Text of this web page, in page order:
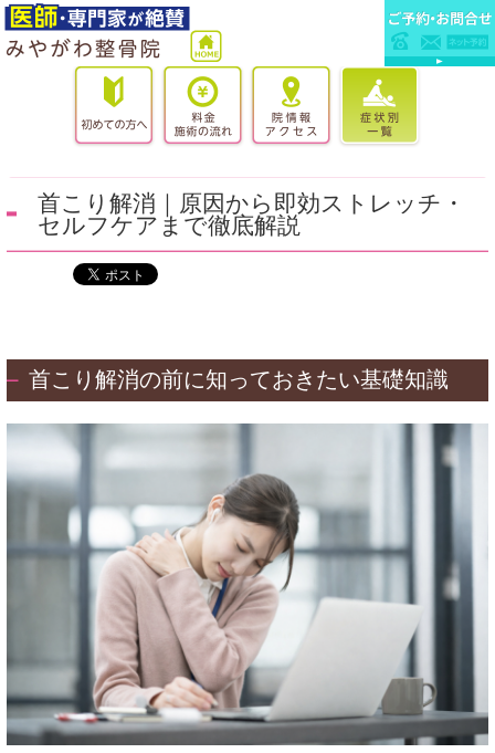
首こり解消｜原因から即効ストレッチ・
セルフケアまで徹底解説
首こり解消の前に知っておきたい基礎知識